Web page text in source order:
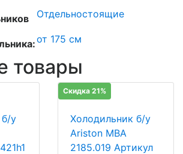
Отдельностоящие
от 175 см
товары
у
Скидка 21%
Холодильник б/у
Ariston MBA
2185.019 Артикул